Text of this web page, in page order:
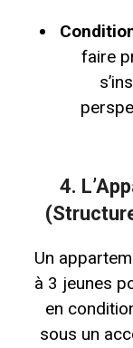
faire
4.
Un
à 3 jeunes
en
sous un